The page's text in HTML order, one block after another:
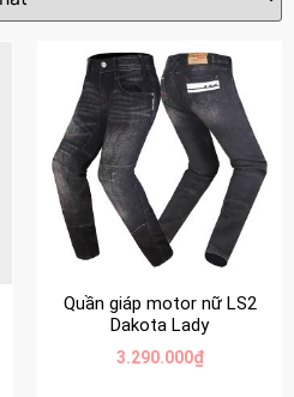
Quần giáp motor nữ LS2
Dakota Lady
3.290.000₫